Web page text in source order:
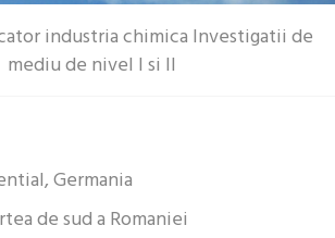
industria chimica Investigatii de
mediu de nivel I si II
Germania
de sud a Romaniei